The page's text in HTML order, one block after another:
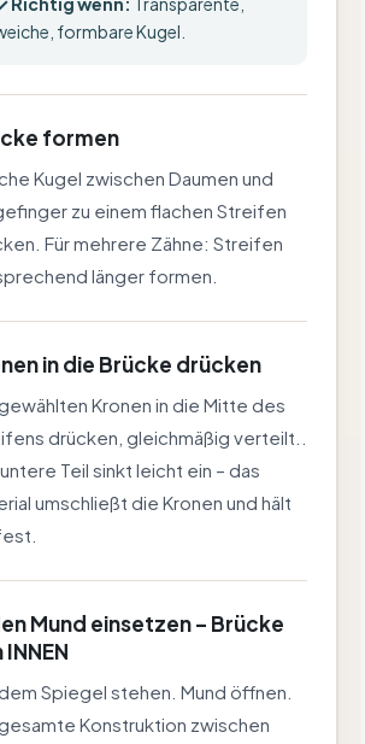
formbare Kugel.
formen
Kugel zwischen Daumen und
zu einem flachen Streifen
Für mehrere Zähne: Streifen
länger formen.
in die Brücke drücken
Kronen in die Mitte des
drücken, gleichmäßig verteilt..
Teil sinkt leicht ein – das
umschließt die Kronen und hält
Mund einsetzen – Brücke
Spiegel stehen. Mund öffnen.
Konstruktion zwischen